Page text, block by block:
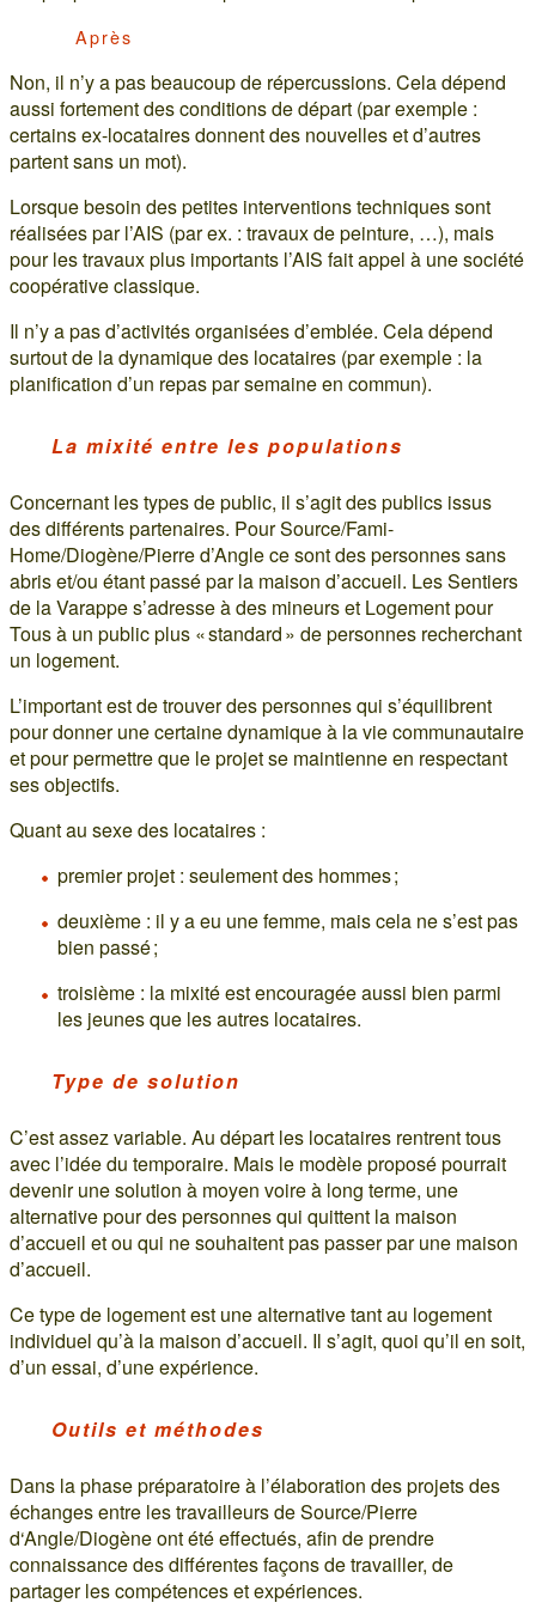
Après
Non, il n’y a pas beaucoup de répercussions. Cela dépend
aussi fortement des conditions de départ (par exemple :
certains ex-locataires donnent des nouvelles et d’autres
partent sans un mot).
Lorsque besoin des petites interventions techniques sont
réalisées par l’AIS (par ex. : travaux de peinture, …), mais
pour les travaux plus importants l’AIS fait appel à une société
coopérative classique.
Il n’y a pas d’activités organisées d’emblée. Cela dépend
surtout de la dynamique des locataires (par exemple : la
planification d’un repas par semaine en commun).
La mixité entre les populations
Concernant les types de public, il s’agit des publics issus
des différents partenaires. Pour Source/Fami-
Home/Diogène/Pierre d’Angle ce sont des personnes sans
abris et/ou étant passé par la maison d’accueil. Les Sentiers
de la Varappe s’adresse à des mineurs et Logement pour
Tous à un public plus « standard » de personnes recherchant
un logement.
L’important est de trouver des personnes qui s’équilibrent
pour donner une certaine dynamique à la vie communautaire
et pour permettre que le projet se maintienne en respectant
ses objectifs.
Quant au sexe des locataires :
premier projet : seulement des hommes ;
deuxième : il y a eu une femme, mais cela ne s’est pas
bien passé ;
troisième : la mixité est encouragée aussi bien parmi
les jeunes que les autres locataires.
Type de solution
C’est assez variable. Au départ les locataires rentrent tous
avec l’idée du temporaire. Mais le modèle proposé pourrait
devenir une solution à moyen voire à long terme, une
alternative pour des personnes qui quittent la maison
d’accueil et ou qui ne souhaitent pas passer par une maison
d’accueil.
Ce type de logement est une alternative tant au logement
individuel qu’à la maison d’accueil. Il s’agit, quoi qu’il en soit,
d’un essai, d’une expérience.
Outils et méthodes
Dans la phase préparatoire à l’élaboration des projets des
échanges entre les travailleurs de Source/Pierre
d‘Angle/Diogène ont été effectués, afin de prendre
connaissance des différentes façons de travailler, de
partager les compétences et expériences.